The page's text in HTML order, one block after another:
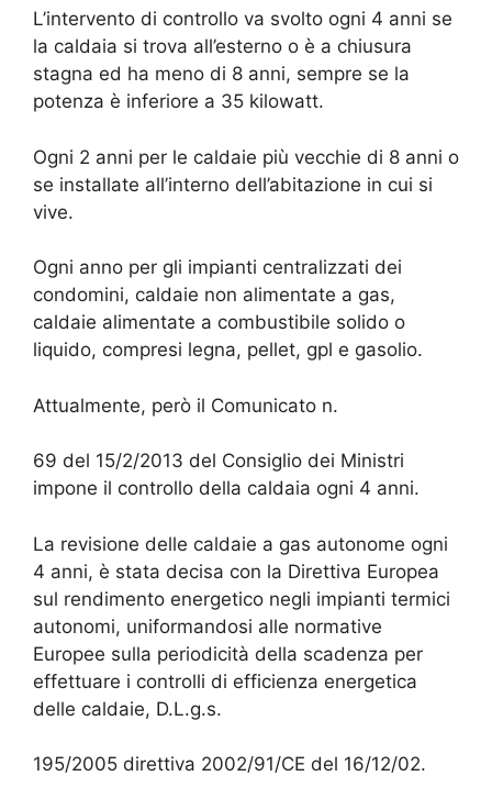
L’intervento di controllo va svolto ogni 4 anni se
la caldaia si trova all’esterno o è a chiusura
stagna ed ha meno di 8 anni, sempre se la
potenza è inferiore a 35 kilowatt.
Ogni 2 anni per le caldaie più vecchie di 8 anni o
se installate all’interno dell’abitazione in cui si
vive.
Ogni anno per gli impianti centralizzati dei
condomini, caldaie non alimentate a gas,
caldaie alimentate a combustibile solido o
liquido, compresi legna, pellet, gpl e gasolio.
Attualmente, però il Comunicato n.
69 del 15/2/2013 del Consiglio dei Ministri
impone il controllo della caldaia ogni 4 anni.
La revisione delle caldaie a gas autonome ogni
4 anni, è stata decisa con la Direttiva Europea
sul rendimento energetico negli impianti termici
autonomi, uniformandosi alle normative
Europee sulla periodicità della scadenza per
effettuare i controlli di efficienza energetica
delle caldaie, D.L.g.s.
195/2005 direttiva 2002/91/CE del 16/12/02.